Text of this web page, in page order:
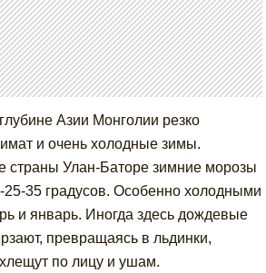
Азии Монголии резко
и очень холодные зимы.
страны Улан-Баторе зимние морозы
35 градусов. Особенно холодными
и январь. Иногда здесь дождевые
превращаясь в льдинки,
по лицу и ушам.